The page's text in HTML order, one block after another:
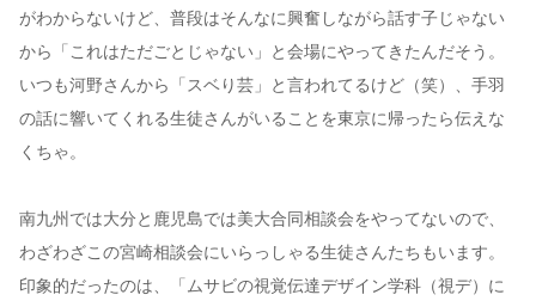
がわからないけど、普段はそんなに興奮しながら話す子じゃない
から「これはただごとじゃない」と会場にやってきたんだそう。
いつも河野さんから「スベり芸」と言われてるけど（笑）、手羽
の話に響いてくれる生徒さんがいることを東京に帰ったら伝えな
くちゃ。
南九州では大分と鹿児島では美大合同相談会をやってないので、
わざわざこの宮崎相談会にいらっしゃる生徒さんたちもいます。
印象的だったのは、「ムサビの視覚伝達デザイン学科（視デ）に